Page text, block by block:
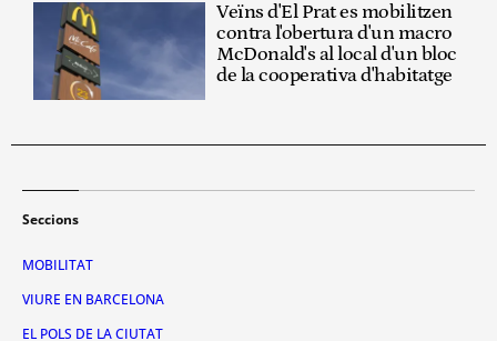
Veïns d'El Prat es mobilitzen
contra l'obertura d'un macro
McDonald's al local d'un bloc
de la cooperativa d'habitatge
Seccions
MOBILITAT
VIURE EN BARCELONA
EL POLS DE LA CIUTAT